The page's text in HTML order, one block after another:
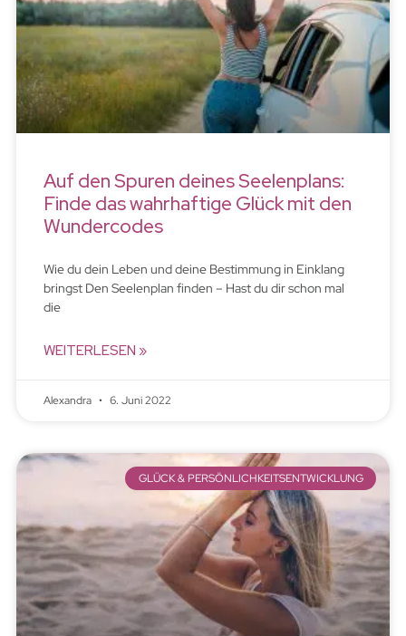
Auf den Spuren deines Seelenplans:
Finde das wahrhaftige Glück mit den
Wundercodes
Wie du dein Leben und deine Bestimmung in Einklang
bringst Den Seelenplan finden – Hast du dir schon mal
die
WEITERLESEN »
Alexandra 6. Juni 2022
GLÜCK & PERSÖNLICHKEITSENTWICKLUNG